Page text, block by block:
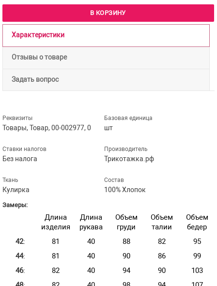
В КОРЗИНУ
Характеристики
Отзывы о товаре
Задать вопрос
Реквизиты
Товары, Товар, 00-002977, 0
Базовая единица
шт
Ставки налогов
Без налога
Производитель
Трикотажка.рф
Ткань
Кулирка
Состав
100% Хлопок
Замеры:
Длина
изделия
Длина
рукава
Объем
груди
Объем
талии
Объем
бедер
42: 81 40 88 82
95
44: 81 40 90 86
99
46: 82 40 94 90
103